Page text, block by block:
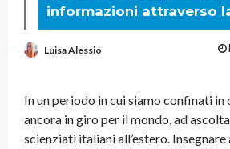
informazioni attraverso
Luisa Alessio
In un periodo in cui siamo confinati in
ancora in giro per il mondo, ad
scienziati italiani all’estero.